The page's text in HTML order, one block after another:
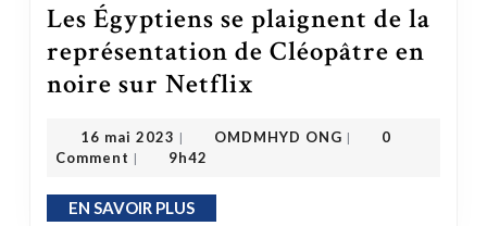
Les Égyptiens se plaignent de la
représentation de Cléopâtre en
noire sur Netflix
16 mai 2023 16 mai 2023
| OMDMHYD ONG |
0
Comment | 9h42
EN SAVOIR PLUSEN SAVOIR PLUS